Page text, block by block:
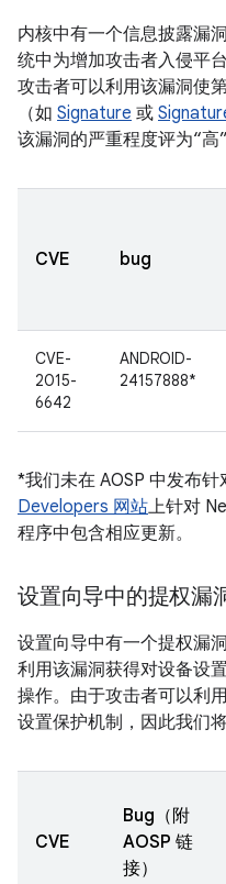
内核中有一个信息披露漏
统中为增加攻击者入侵平
攻击者可以利用该漏洞使
（如 Signature 或
该漏洞的严重程度评为“高”
CVE bug
CVE-
2015-
6642
ANDROID-
24157888*
*我们未在 AOSP 中发布针
Developers 网站上针对
程序中包含相应更新。
设置向导中的提权漏
设置向导中有一个提权漏
利用该漏洞获得对设备设
操作。由于攻击者可以利
设置保护机制，因此我们
CVE
Bug（附
AOSP 链
接）